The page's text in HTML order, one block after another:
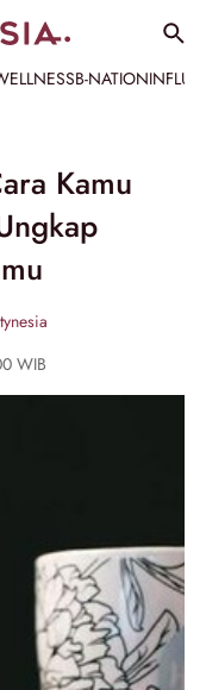
B-NATION
Kamu
WIB